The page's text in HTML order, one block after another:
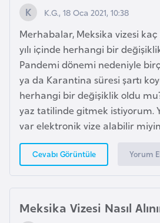
K.G., 18 Oca 2021, 10:38
Merhabalar, Meksika vizesi kaç
yılı içinde herhangi bir
Pandemi dönemi nedeniyle
ya da Karantina süresi şartı
herhangi bir değişiklik oldu
yaz tatilinde gitmek istiyorum.
var elektronik vize alabilir
Cevabı Görüntüle Yorum
Meksika Vizesi Nasıl
y
a
n
a
H
i
n
d
i
s
t
n